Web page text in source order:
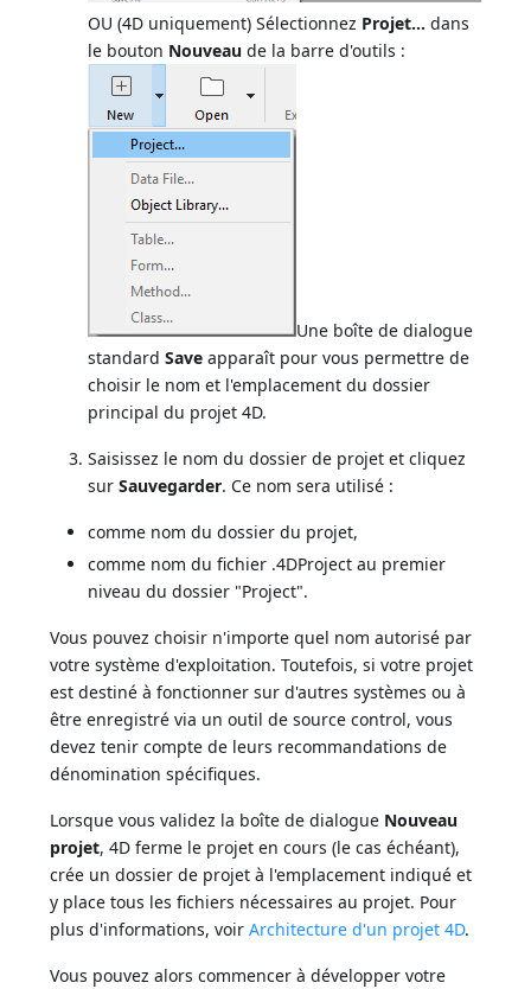
OU (4D uniquement) Sélectionnez Projet... dans
le bouton Nouveau de la barre d'outils :
Une boîte de dialogue
standardSave apparaît pour vous permettre de
choisir le nom et l'emplacement du dossier
principal du projet 4D.
Saisissez le nom du dossier de projet et cliquez
surSauvegarder. Ce nom sera utilisé :
comme nom du dossier du projet,
comme nom du fichier .4DProject au premier
niveau du dossier "Project".
Vous pouvez choisir n'importe quel nom autorisé par
votre système d'exploitation. Toutefois, si votre projet
est destiné à fonctionner sur d'autres systèmes ou à
être enregistré via un outil de source control, vous
devez tenir compte de leurs recommandations de
dénomination spécifiques.
Lorsque vous validez la boîte de dialogue Nouveau
projet, 4D ferme le projet en cours (le cas échéant),
crée un dossier de projet à l'emplacement indiqué et
y place tous les fichiers nécessaires au projet. Pour
plus d'informations, voirArchitecture d'un projet 4D.
Vous pouvez alors commencer à développer votre